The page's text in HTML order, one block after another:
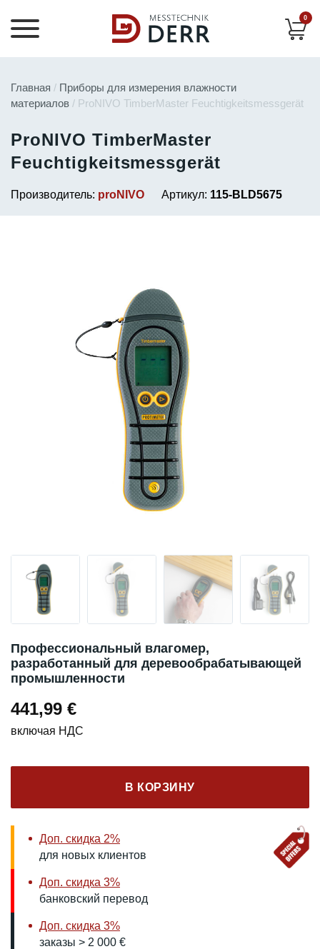
0
Главная / Приборы для измерения влажности
материалов / ProNIVO TimberMaster Feuchtigkeitsmessgerät
ProNIVO TimberMaster
Feuchtigkeitsmessgerät
Производитель: proNIVO Артикул: 115-BLD5675
Профессиональный влагомер,
разработанный для деревообрабатывающей
промышленности
441,99 €
включая НДС
В КОРЗИНУ
Доп. скидка 2%
для новых клиентов
Доп. скидка 3%
банковский перевод
Доп. скидка 3%
заказы > 2 000 €